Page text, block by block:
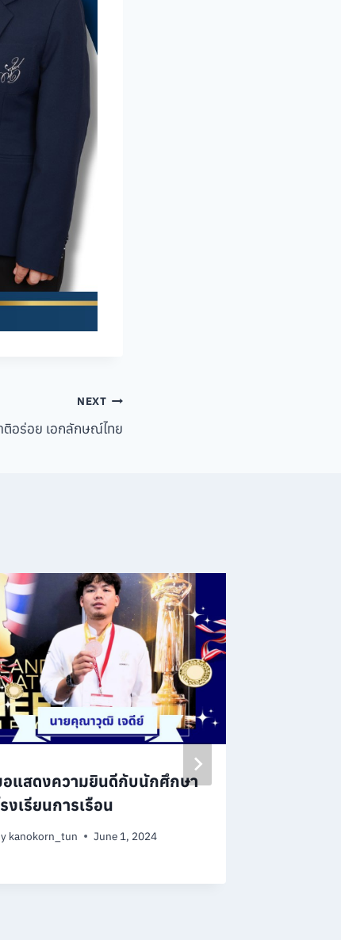
NEXT
ติอร่อย เอกลักษณ์ไทย
อแสดงความยินดีกับนักศึกษา
งเรียนการเรือน
kanokorn_tun June 1, 2024